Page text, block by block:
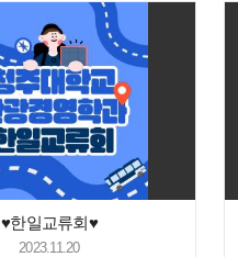
♥한일교류회♥
2023.11.20